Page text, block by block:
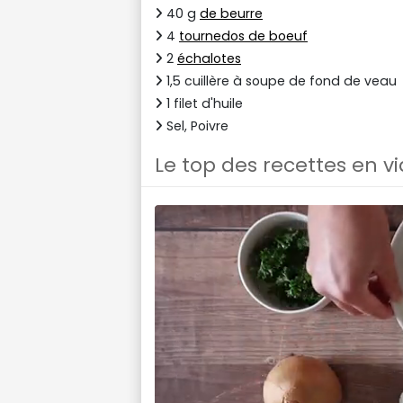
40 g de beurre
4 tournedos de boeuf
2 échalotes
1,5 cuillère à soupe de fond de veau
1 filet d'huile
Sel, Poivre
Le top des recettes en